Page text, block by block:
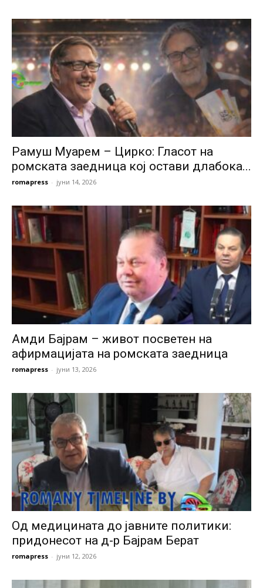
Рамуш Муарем – Цирко: Гласот на
ромската заедница кој остави длабока...
romapress - јуни 14, 2026
Амди Бајрам – живот посветен на
афирмацијата на ромската заедница
romapress - јуни 13, 2026
Од медицината до јавните политики:
придонесот на д-р Бајрам Берат
romapress - јуни 12, 2026